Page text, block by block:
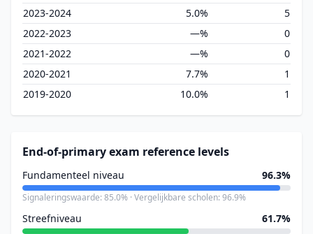
2023-2024
5.0%
5
2022-2023
—%
0
2021-2022
—%
0
2020-2021
7.7%
1
2019-2020
10.0% 1
End-of-primary exam reference levels
Fundamenteel niveau 96.3%
Signaleringswaarde: 85.0% · Vergelijkbare scholen: 96.9%
Streefniveau 61.7%